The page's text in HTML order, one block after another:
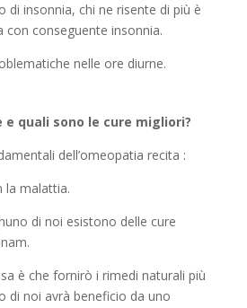
di insonnia, chi ne risente di più è
conseguente insonnia.
nelle ore diurne.
e quali sono le cure migliori?
dell’omeopatia recita :
la malattia.
di noi esistono delle cure
è che fornirò i rimedi naturali più
di noi avrà beneficio da uno